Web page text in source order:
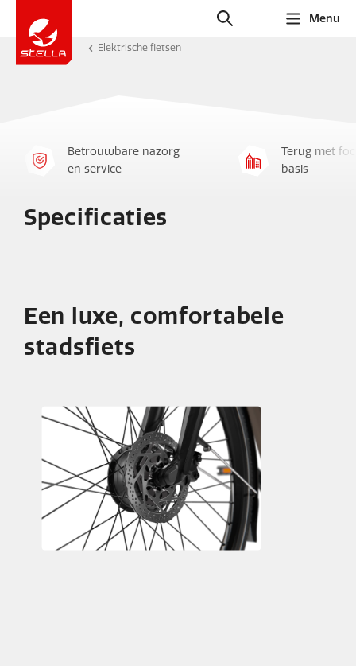
Menu
Elektrische fietsen
Betrouwbare nazorg
en service
Terug met
basis
Specificaties
Een luxe, comfortabele
stadsfiets